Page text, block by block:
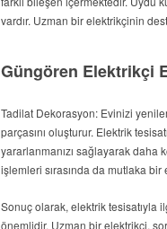
vardır. Uzman bir elektrikçinin
Güngören Elektrikçi
Tadilat Dekorasyon: Evinizi
parçasını oluşturur. Elektrik
yararlanmanızı sağlayarak daha
işlemleri sırasında da mutlaka bir
Sonuç olarak, elektrik tesisatıyla
önemlidir. Uzman bir elektrikçi,